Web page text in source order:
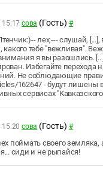
15:17 сова (Гость) #
лех,--- слушай,
какого тебе "вежливая".
я вы разошлись.
Избегайте перехода
Не соблюдающие
162647 - будут лишены
сервисах "Кавказского
15:20 сова (Гость) #
поймать своего земляка,
сиди и не рыпайся!